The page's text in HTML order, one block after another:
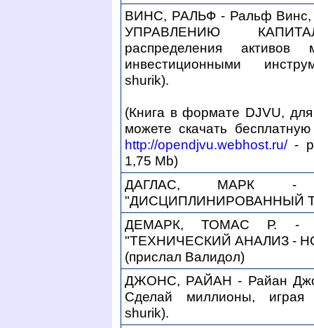
ВИНС, РАЛЬФ - Ральф
УПРАВЛЕНИЮ
распределения активов
инвестиционными
shurik).
(Книга в формате DJVU,
можете скачать
http://opendjvu.webhost.ru/-
1,75 Mb)
ДАГЛАС, МАРК -
"ДИСЦИПЛИНИРОВАННЫЙ
ДЕМАРК, ТОМАС Р. -
"ТЕХНИЧЕСКИЙ АНАЛИЗ -
(прислал Валидол)
ДЖОНС, РАЙАН - Райан
Сделай миллионы, играя
shurik).